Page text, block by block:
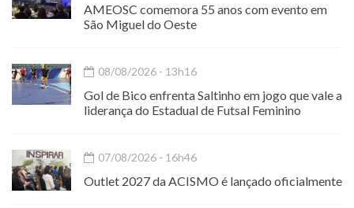
AMEOSC comemora 55 anos com evento em
São Miguel do Oeste
08/08/2026 - 13h16
Gol de Bico enfrenta Saltinho em jogo que vale a
liderança do Estadual de Futsal Feminino
07/08/2026 - 16h46
Outlet 2027 da ACISMO é lançado oficialmente